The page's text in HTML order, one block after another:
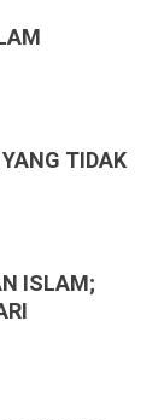
TIDAK
ISLAM;